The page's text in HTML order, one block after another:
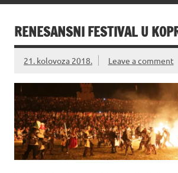
RENESANSNI FESTIVAL U
21. kolovoza 2018. Leave a comment